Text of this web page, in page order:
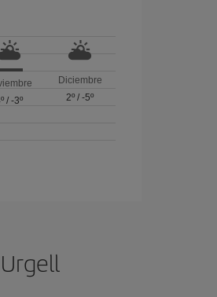
/ -3º
Diciembre
2º /-5º